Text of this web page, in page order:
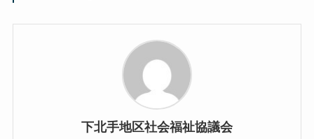
下北手地区社会福祉協議会